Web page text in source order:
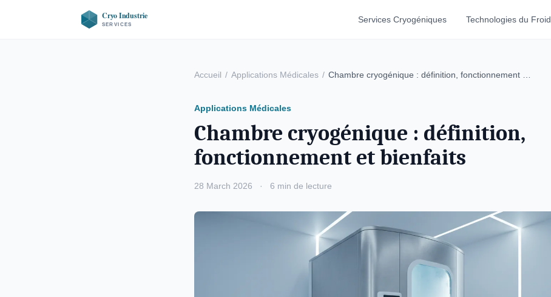
Services Cryogéniques Technologies du Froid
Accueil / Applications Médicales / Chambre cryogénique : définition, fonctionnement …
Applications Médicales
Chambre cryogénique : définition,
fonctionnement et bienfaits
28 March 2026 · 6 min de lecture